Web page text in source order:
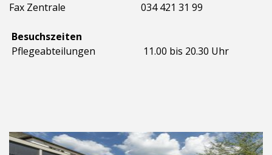
Fax Zentrale
034 421 31 99
Besuchszeiten
Pflegeabteilungen
11.00 bis 20.30 Uhr